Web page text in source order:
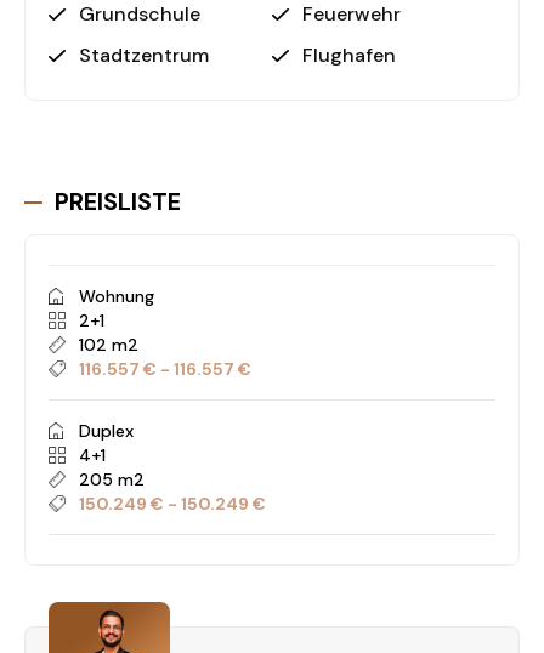
Grundschule
Feuerwehr
Stadtzentrum
Flughafen
PREISLISTE
Wohnung
2+1
102 m2
116.557 € - 116.557 €
Duplex
4+1
205 m2
150.249 € - 150.249 €